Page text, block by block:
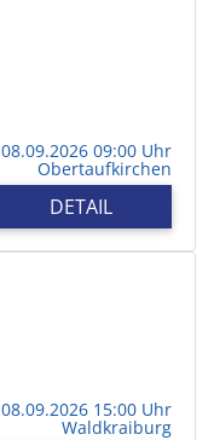
08.09.2026 09:00 Uhr
Obertaufkirchen
DETAIL
08.09.2026 15:00 Uhr
Waldkraiburg